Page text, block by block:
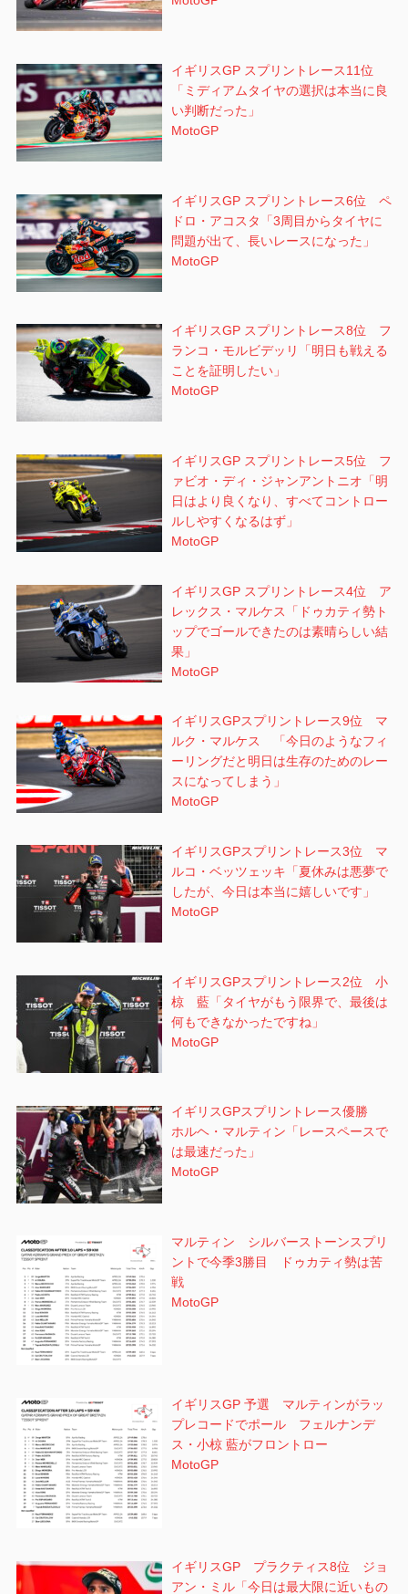
イギリスGP スプリントレース11位
「ミディアムタイヤの選択は本当に良
い判断だった」
MotoGP
イギリスGP スプリントレース6位 ペ
ドロ・アコスタ「3周目からタイヤに
問題が出て、長いレースになった」
MotoGP
イギリスGP スプリントレース8位 フ
ランコ・モルビデッリ「明日も戦える
ことを証明したい」
MotoGP
イギリスGP スプリントレース5位 フ
ァビオ・ディ・ジャンアントニオ「明
日はより良くなり、すべてコントロー
ルしやすくなるはず」
MotoGP
イギリスGP スプリントレース4位 ア
レックス・マルケス「ドゥカティ勢ト
ップでゴールできたのは素晴らしい結
果」
MotoGP
イギリスGPスプリントレース9位 マ
ルク・マルケス 「今日のようなフィ
ーリングだと明日は生存のためのレー
スになってしまう」
MotoGP
イギリスGPスプリントレース3位 マ
ルコ・ベッツェッキ「夏休みは悪夢で
したが、今日は本当に嬉しいです」
MotoGP
イギリスGPスプリントレース2位 小
椋 藍「タイヤがもう限界で、最後は
何もできなかったですね」
MotoGP
イギリスGPスプリントレース優勝
ホルヘ・マルティン「レースペースで
は最速だった」
MotoGP
マルティン シルバーストーンスプリ
ントで今季3勝目 ドゥカティ勢は苦
戦
MotoGP
イギリスGP 予選 マルティンがラッ
プレコードでポール フェルナンデ
ス・小椋 藍がフロントロー
MotoGP
イギリスGP プラクティス8位 ジョ
アン・ミル「今日は最大限に近いもの